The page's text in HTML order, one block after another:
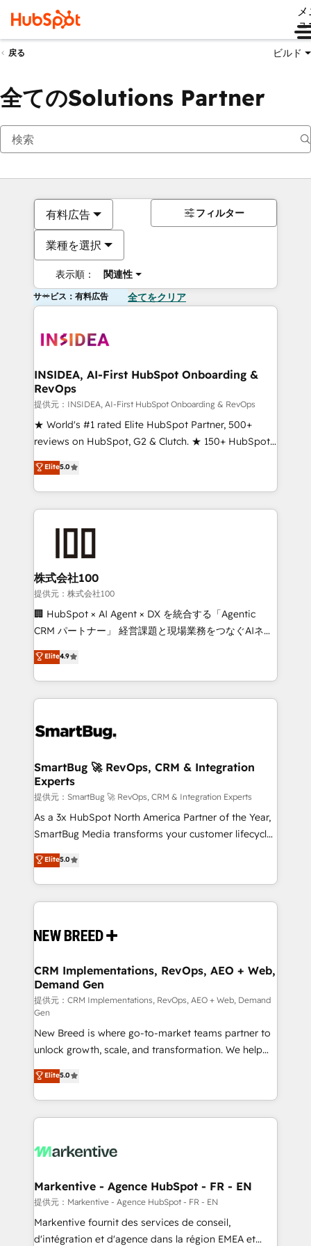
ュ
戻る ビルド
全てのSolutions Partner
有料広告
業種を選択
表示順： 関連性
フィルター
サービス：有料広告 全てをクリア
INSIDEA, AI-First HubSpot Onboarding &
RevOps
提供元：INSIDEA, AI-First HubSpot Onboarding & RevOps
★ World's #1 rated Elite HubSpot Partner, 500+
reviews on HubSpot, G2 & Clutch. ★ 150+ HubSpot
Certified Experts & Trainers across the team ★
1,500+ implementations across five continents ★ AI-
First, RevOps-led, Onboarding obsessed ★
Company of the Year 2024/25 INSIDEA helps
and build AI-powered workflows that drive adoption
from week one, in your time zone. What we do ➤
Onboarding: Live in weeks, with workflows built
around your business, not a template. ➤ Migration:
Move from any legacy CRM. Zero downtime, full data
run your revenue process. Sales, marketing, and
service wired together. ➤ AI and Integrations: Layer
tune-ups, feature rollouts, adoption coaching. Buying
HubSpot, switching to it, or reviving a stale portal?
We are built for the work.
Elite5.0
株式会社100
提供元：株式会社100
🏢 HubSpot × AI Agent × DX を統合する「Agentic
CRM パートナー」 経営課題と現場業務をつなぐAIネイ
ティブ・エージェンシーとして、HubSpot Eliteの実装
力で顧客フロント業務を再設計します。 💡 100inc は何
をする会社か？ HubSpotを共通基盤に、AIエージェン
トを組み込んだ顧客フロント業務（マーケティング・営
ィブ・エージェンシーです。事業部・グループ会社・部
を、CRMを軸とした全社共通基盤に再構築します。意
思決定者・PMO・現場担当者に並走します。 1️⃣
HubSpot導入・活用支援 顧客データの一元化から、
GTMの見える化・自動化まで。全Hub統合運用、デー
タ品質設計、グループ横断のCRM統合に対応します。
の一部をAIが自律実行する組織への移行を設計・実装。
Breeze・Claude等をHubSpotと連携させ、役割定義・
革を、構想から実装・定着までPMOとして主導。「設
の統合・浸透・変革管理を実行します。 ▸ CMS戦略設
計・構築：リード獲得・CVR・SEOを前提にした情報設
計・導線設計・テンプレート設計をContent Hubで一体
提供。 ▸ 既存CRM・MAからの移行支援：Salesforce・
Marketo・Pardot等からの移行、カスタム設計、履歴
データ移行と活用設計まで。 ▸ AEO対応：ChatGPT・
ンツとサイト構造を最適化。 🏆 なぜ100incを選ぶの
か？ ✓ HubSpot Eliteパートナー認定 ✓ HubSpotアワ
ード受賞・HUGリーダー ✓ ISO27001:2022 /
HubSpot大百科 出版 CRM・AI活用に関するご相談、現
せください。
Elite4.9
SmartBug 🚀 RevOps, CRM & Integration
Experts
提供元：SmartBug 🚀 RevOps, CRM & Integration Experts
As a 3x HubSpot North America Partner of the Year,
SmartBug Media transforms your customer lifecycle
into a revenue engine. Our unified ecosystem
includes specialized divisions Globalia (AI &
Software) and Point Success Media (Paid Media),
making this the official home for all three brands. 🔄
and system integrations powered by Globalia’s
trainers to drive platform adoption. 📈 Revenue
Generation - Full-funnel marketing and high-
performance advertising via Point Success Media. -
Expert deployment of Breeze AI and custom agents
to automate growth. 🏆 Elite Excellence - 8 platform
accreditations and deep HIPAA-compliance
expertise. - A team of 250+ experts dedicated to
your resilient growth.
Elite5.0
CRM Implementations, RevOps, AEO + Web,
Demand Gen
提供元：CRM Implementations, RevOps, AEO + Web, Demand
Gen
New Breed is where go-to-market teams partner to
unlock growth, scale, and transformation. We help
companies activate HubSpot’s AI-powered
customer platform and operationalize HubSpot’s
Loop Marketing framework through expert-led
services, smart agents, and purpose-built apps,
results, fast. ⚙️CRM & RevOps: Align all Hubs to your
🎯Demand Gen & ABM: Drive pipeline with inbound,
ABM, AEO, SEO, & paid media. 👩‍💻Web Design:
Build high-performing websites with UX, messaging,
& conversion strategy that drive results. 🤖AI
Elite5.0
Markentive - Agence HubSpot - FR - EN
提供元：Markentive - Agence HubSpot - FR - EN
Markentive fournit des services de conseil,
d'intégration et d'agence dans la région EMEA et